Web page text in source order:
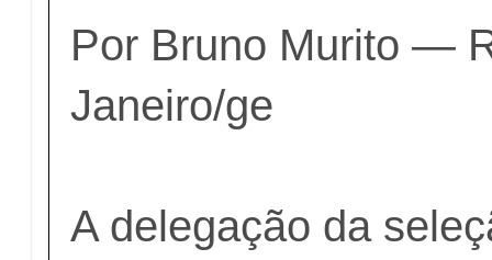
Por Bruno Murito —
Janeiro/ge
A delegação da